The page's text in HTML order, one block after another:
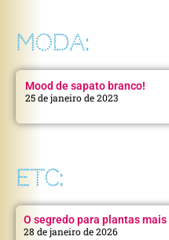
MODA:
Mood de sapato branco!
25 de janeiro de 2023
ETC:
O segredo para plantas
28 de janeiro de 2026